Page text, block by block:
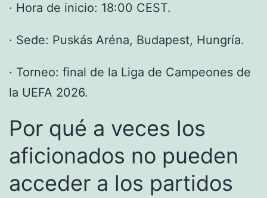
· Hora de inicio: 18:00 CEST.
· Sede: Puskás Aréna, Budapest, Hungría.
· Torneo: final de la Liga de Campeones de
la UEFA 2026.
Por qué a veces los
aficionados no pueden
acceder a los partidos